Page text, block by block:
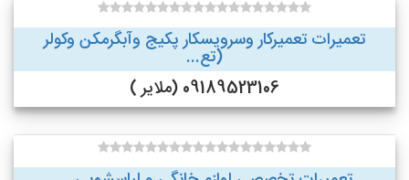
تعمیرات تعمیرکار وسرویسکار پکیج وآبگرمکن وکولر
(تع...
09189523106 (ملایر )